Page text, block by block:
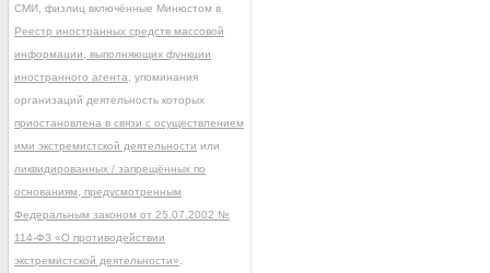
СМИ, физлиц включённые Минюстом в
Реестр иностранных средств массовой
информации, выполняющих функции
иностранного агента , упоминания
организаций деятельность которых
приостановлена в связи с осуществлением
ими экстремистской деятельности или
ликвидированных / запрещённых по
основаниям, предусмотренным
Федеральным законом от 25.07.2002 №
114-ФЗ «О противодействии
экстремистской деятельности»